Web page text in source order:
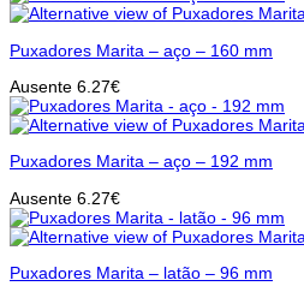
Puxadores Marita – aço – 160 mm
Ausente 6.27€
Puxadores Marita – aço – 192 mm
Ausente 6.27€
Puxadores Marita – latão – 96 mm